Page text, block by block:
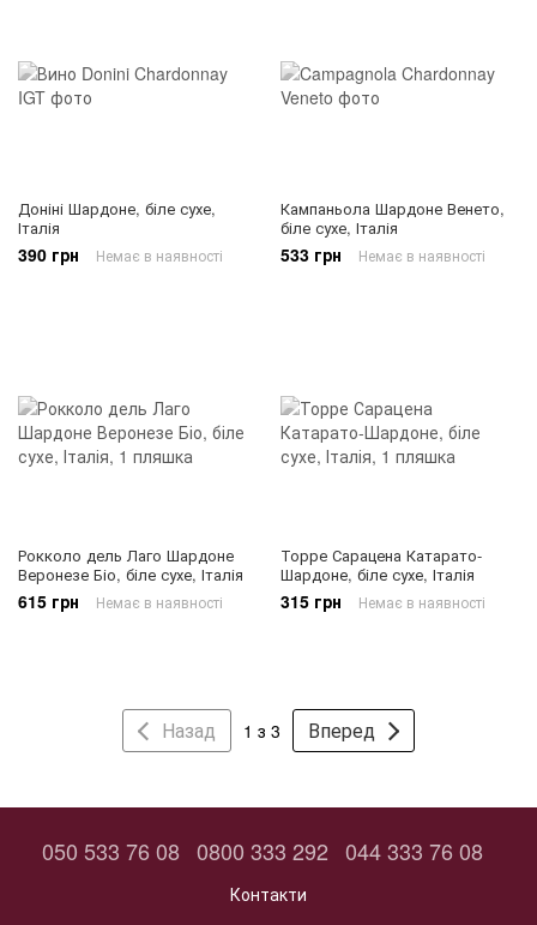
Доніні Шардоне, біле сухе,
Італія
390 грн Немає в наявності
Кампаньола Шардоне Венето,
біле сухе, Італія
533 грн Немає в наявності
Рокколо дель Лаго Шардоне
Веронезе Біо, біле сухе, Італія
615 грн Немає в наявності
Торре Сарацена Катарато-
Шардоне, біле сухе, Італія
315 грн Немає в наявності
Назад 1 з 3 Вперед
050 533 76 08 0800 333 292 044 333 76 08
Контакти